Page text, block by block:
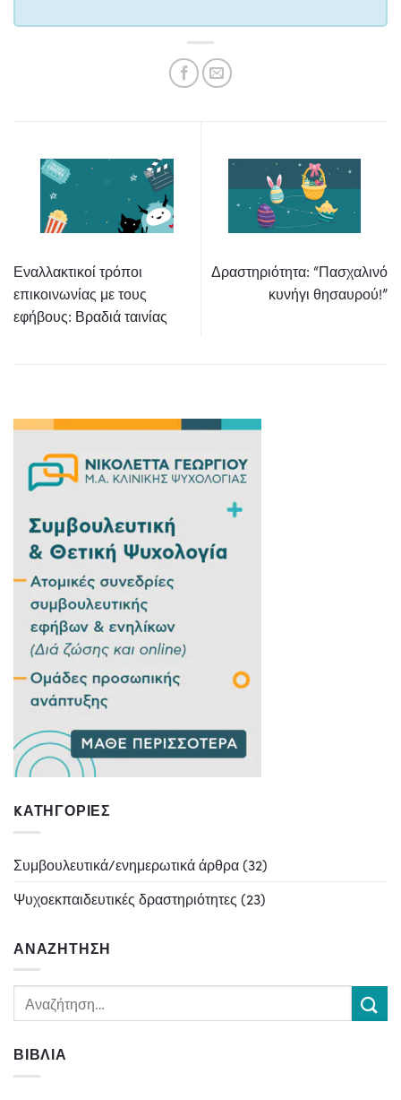
Εναλλακτικοί τρόποι
επικοινωνίας με τους
εφήβους: Βραδιά ταινίας
Δραστηριότητα: “Πασχαλινό
κυνήγι θησαυρού!”
KΑΤΗΓΟΡΊΕΣ
Συμβουλευτικά/ενημερωτικά άρθρα(32)
Ψυχοεκπαιδευτικές δραστηριότητες (23)
ΑΝΑΖΉΤΗΣΗ
ΒΙΒΛΊΑ